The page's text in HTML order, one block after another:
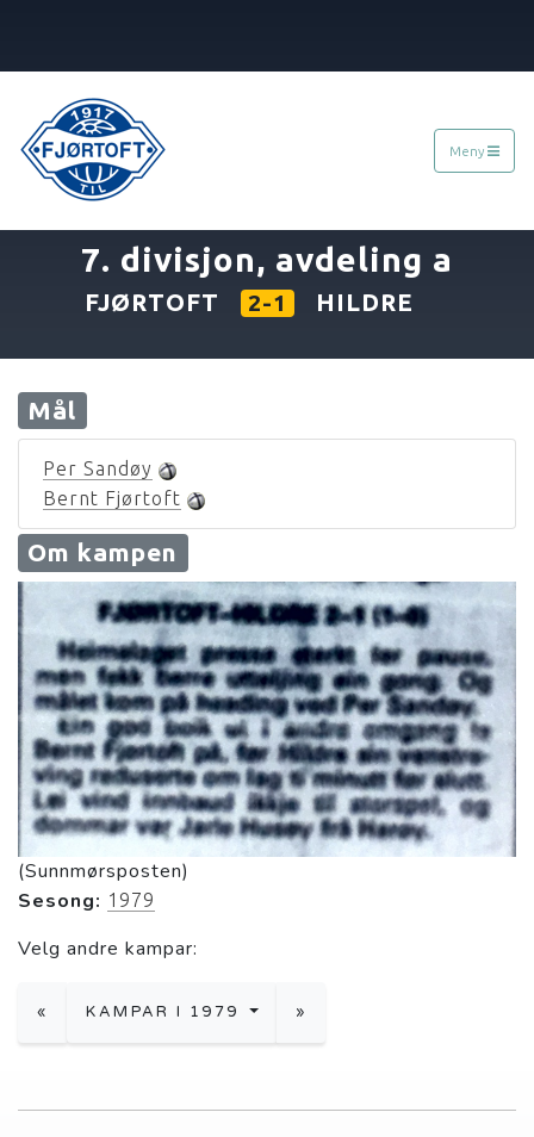
Meny
7. divisjon, avdeling a
FJØRTOFT 2-1 HILDRE
Mål
Per Sandøy
Bernt Fjørtoft
Om kampen
(Sunnmørsposten)
Sesong: 1979
Velg andre kampar:
« KAMPAR I 1979 »